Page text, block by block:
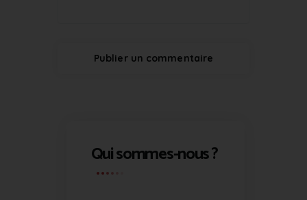
Qui sommes-nous ?